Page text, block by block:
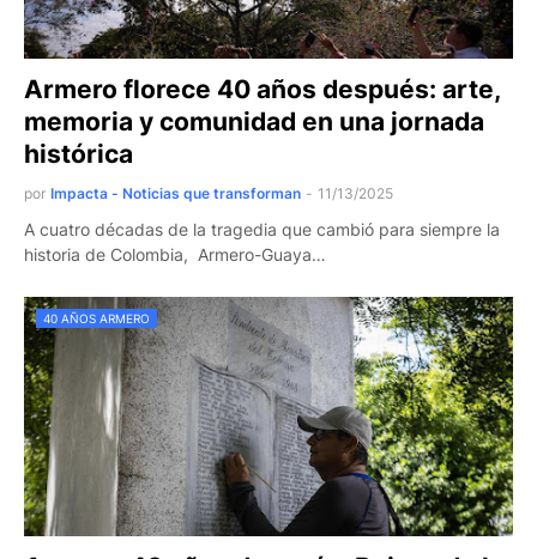
Armero florece 40 años después: arte,
memoria y comunidad en una jornada
histórica
por Impacta - Noticias que transforman - 11/13/2025
A cuatro décadas de la tragedia que cambió para siempre la
historia de Colombia, Armero-Guaya…
40 AÑOS ARMERO